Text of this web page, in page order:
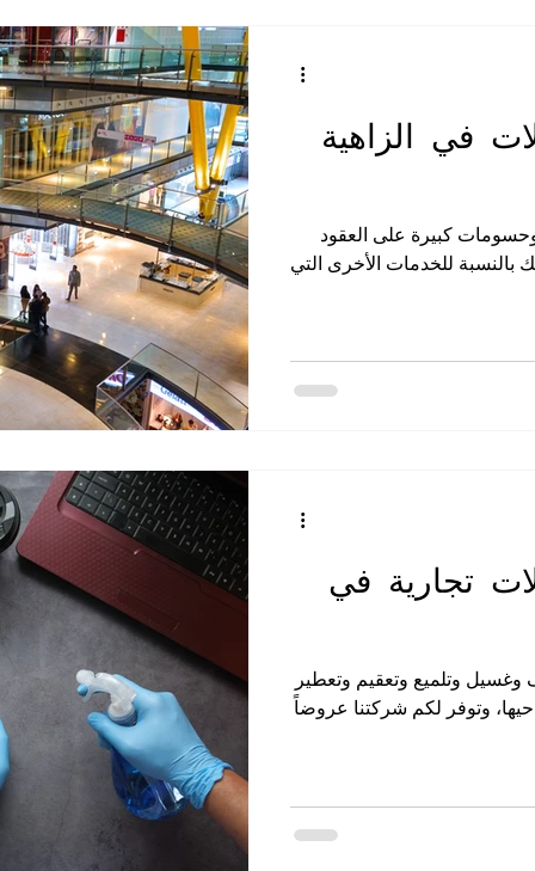
في الزاهية
كبيرة على العقود
بالنسبة للخدمات الأخرى التي
تجارية في
وتلميع وتعقيم وتعطير
وتوفر لكم شركتنا عروضاً